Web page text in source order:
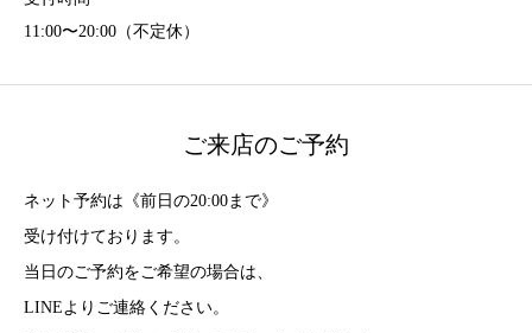
11:00〜20:00（不定休）
ご来店のご予約
ネット予約は《前日の20:00まで》
受け付けております。
当日のご予約をご希望の場合は、
LINEよりご連絡ください。